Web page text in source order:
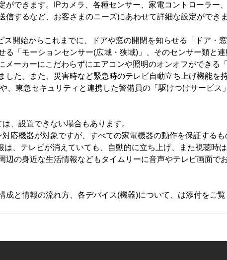
ができます。IPカメラ、各種センサー、家電コントローラー
信するなど、お客さまのニーズにあわせて詳細な設定ができま
開始からこれまでに、ドアや窓の開閉を知らせる「ドア・
る「モーションセンサー(広域・狭域)」、そのセンサー類と
メーカーにこだわらずにエアコンや照明のオンオフができる
した。また、災害時など緊急時のテレビ自動立ち上げ機能を
、東急セキュリティと連携した警備員の「駆けつけサービス
、設置できない場合もあります。
応機器が対象ですが、すべての家電機器の動作を保証するも
、テレビが消えていても、自動的に立ち上げ、また視聴時
辺の身近な生活情報などもタイムリーに音声やテレビ画面で
成と情報の流れ方、各デバイス(機器)について、は添付をご覧